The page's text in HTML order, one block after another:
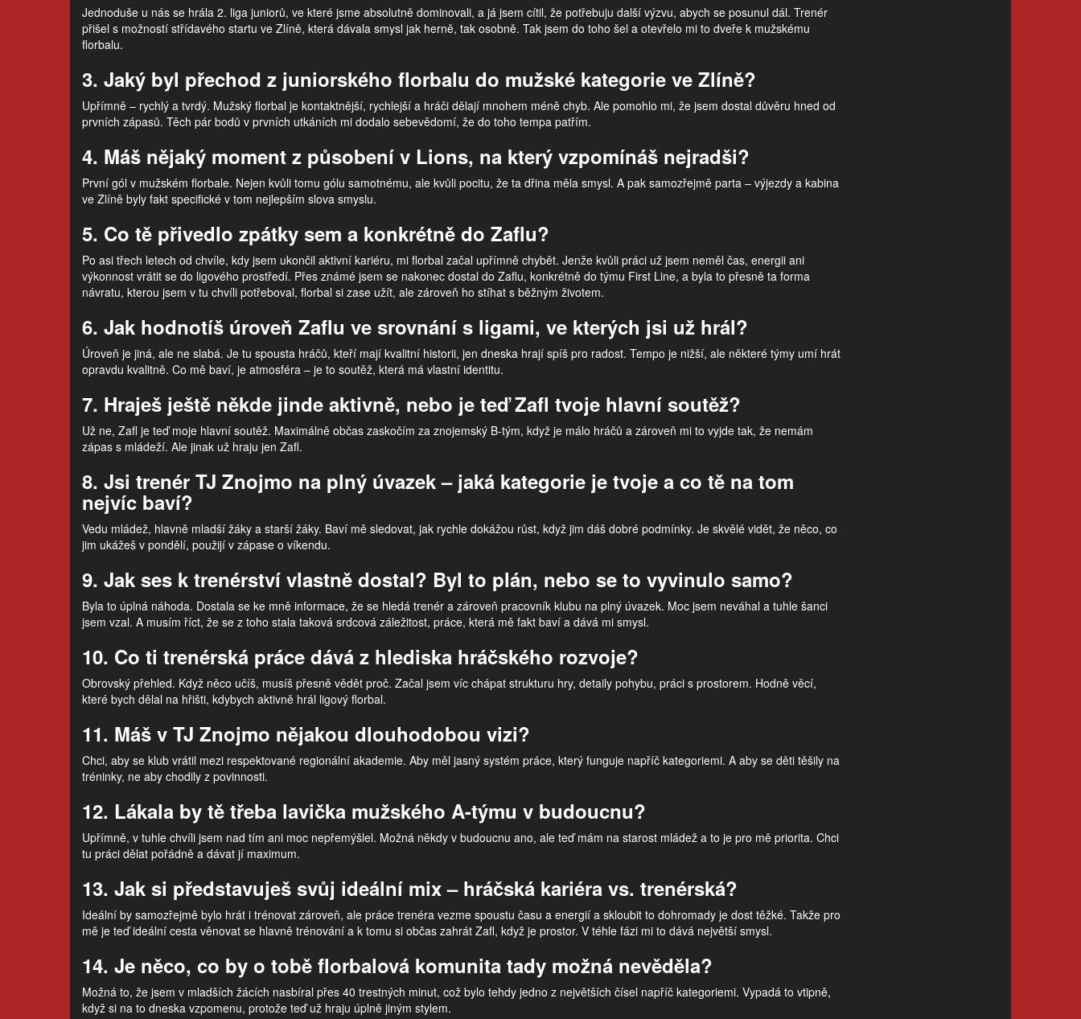
Jednoduše u nás se hrála 2. liga juniorů, ve které jsme absolutně dominovali, a já jsem cítil, že potřebuju další výzvu, abych se posunul dál. Trenér
přišel s možností střídavého startu ve Zlíně, která dávala smysl jak herně, tak osobně. Tak jsem do toho šel a otevřelo mi to dveře k mužskému
florbalu.
3. Jaký byl přechod z juniorského florbalu do mužské kategorie ve Zlíně?
Upřímně – rychlý a tvrdý. Mužský florbal je kontaktnější, rychlejší a hráči dělají mnohem méně chyb. Ale pomohlo mi, že jsem dostal důvěru hned od
prvních zápasů. Těch pár bodů v prvních utkáních mi dodalo sebevědomí, že do toho tempa patřím.
4. Máš nějaký moment z působení v Lions, na který vzpomínáš nejradši?
První gól v mužském florbale. Nejen kvůli tomu gólu samotnému, ale kvůli pocitu, že ta dřina měla smysl. A pak samozřejmě parta – výjezdy a kabina
ve Zlíně byly fakt specifické v tom nejlepším slova smyslu.
5. Co tě přivedlo zpátky sem a konkrétně do Zaflu?
Po asi třech letech od chvíle, kdy jsem ukončil aktivní kariéru, mi florbal začal upřímně chybět. Jenže kvůli práci už jsem neměl čas, energii ani
výkonnost vrátit se do ligového prostředí. Přes známé jsem se nakonec dostal do Zaflu, konkrétně do týmu First Line, a byla to přesně ta forma
návratu, kterou jsem v tu chvíli potřeboval, florbal si zase užít, ale zároveň ho stíhat s běžným životem.
6. Jak hodnotíš úroveň Zaflu ve srovnání s ligami, ve kterých jsi už hrál?
Úroveň je jiná, ale ne slabá. Je tu spousta hráčů, kteří mají kvalitní historii, jen dneska hrají spíš pro radost. Tempo je nižší, ale některé týmy umí hrát
opravdu kvalitně. Co mě baví, je atmosféra – je to soutěž, která má vlastní identitu.
7. Hraješ ještě někde jinde aktivně, nebo je teď Zafl tvoje hlavní soutěž?
Už ne, Zafl je teď moje hlavní soutěž. Maximálně občas zaskočím za znojemský B-tým, když je málo hráčů a zároveň mi to vyjde tak, že nemám
zápas s mládeží. Ale jinak už hraju jen Zafl.
8. Jsi trenér TJ Znojmo na plný úvazek – jaká kategorie je tvoje a co tě na tom
nejvíc baví?
Vedu mládež, hlavně mladší žáky a starší žáky. Baví mě sledovat, jak rychle dokážou růst, když jim dáš dobré podmínky. Je skvělé vidět, že něco, co
jim ukážeš v pondělí, použijí v zápase o víkendu.
9. Jak ses k trenérství vlastně dostal? Byl to plán, nebo se to vyvinulo samo?
Byla to úplná náhoda. Dostala se ke mně informace, že se hledá trenér a zároveň pracovník klubu na plný úvazek. Moc jsem neváhal a tuhle šanci
jsem vzal. A musím říct, že se z toho stala taková srdcová záležitost, práce, která mě fakt baví a dává mi smysl.
10. Co ti trenérská práce dává z hlediska hráčského rozvoje?
Obrovský přehled. Když něco učíš, musíš přesně vědět proč. Začal jsem víc chápat strukturu hry, detaily pohybu, práci s prostorem. Hodně věcí,
které bych dělal na hřišti, kdybych aktivně hrál ligový florbal.
11. Máš v TJ Znojmo nějakou dlouhodobou vizi?
Chci, aby se klub vrátil mezi respektované regionální akademie. Aby měl jasný systém práce, který funguje napříč kategoriemi. A aby se děti těšily na
tréninky, ne aby chodily z povinnosti.
12. Lákala by tě třeba lavička mužského A-týmu v budoucnu?
Upřímně, v tuhle chvíli jsem nad tím ani moc nepřemýšlel. Možná někdy v budoucnu ano, ale teď mám na starost mládež a to je pro mě priorita. Chci
tu práci dělat pořádně a dávat jí maximum.
13. Jak si představuješ svůj ideální mix – hráčská kariéra vs. trenérská?
Ideální by samozřejmě bylo hrát i trénovat zároveň, ale práce trenéra vezme spoustu času a energií a skloubit to dohromady je dost těžké. Takže pro
mě je teď ideální cesta věnovat se hlavně trénování a k tomu si občas zahrát Zafl, když je prostor. V téhle fázi mi to dává největší smysl.
14. Je něco, co by o tobě florbalová komunita tady možná nevěděla?
Možná to, že jsem v mladších žácích nasbíral přes 40 trestných minut, což bylo tehdy jedno z největších čísel napříč kategoriemi. Vypadá to vtipně,
když si na to dneska vzpomenu, protože teď už hraju úplně jiným stylem.